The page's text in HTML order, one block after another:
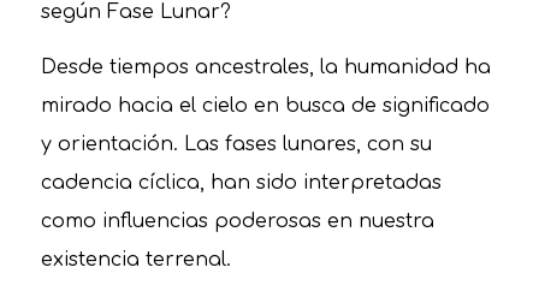
según Fase Lunar?
Desde tiempos ancestrales, la humanidad ha
mirado hacia el cielo en busca de significado
y orientación. Las fases lunares, con su
cadencia cíclica, han sido interpretadas
como influencias poderosas en nuestra
existencia terrenal.